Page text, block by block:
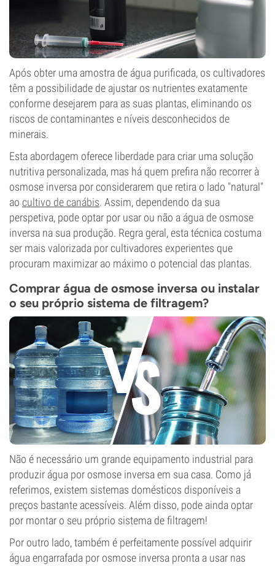
Após obter uma amostra de água purificada, os cultivadores
têm a possibilidade de ajustar os nutrientes exatamente
conforme desejarem para as suas plantas, eliminando os
riscos de contaminantes e níveis desconhecidos de
minerais.
Esta abordagem oferece liberdade para criar uma solução
nutritiva personalizada, mas há quem prefira não recorrer à
osmose inversa por considerarem que retira o lado "natural"
ao cultivo de canábis. Assim, dependendo da sua
perspetiva, pode optar por usar ou não a água de osmose
inversa na sua produção. Regra geral, esta técnica costuma
ser mais valorizada por cultivadores experientes que
procuram maximizar ao máximo o potencial das plantas.
Comprar água de osmose inversa ou instalar
o seu próprio sistema de filtragem?
Não é necessário um grande equipamento industrial para
produzir água por osmose inversa em sua casa. Como já
referimos, existem sistemas domésticos disponíveis a
preços bastante acessíveis. Além disso, pode ainda optar
por montar o seu próprio sistema de filtragem!
Por outro lado, também é perfeitamente possível adquirir
água engarrafada por osmose inversa pronta a usar nas